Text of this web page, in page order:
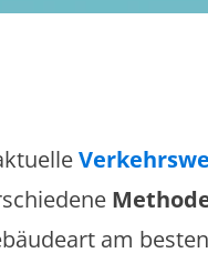
am